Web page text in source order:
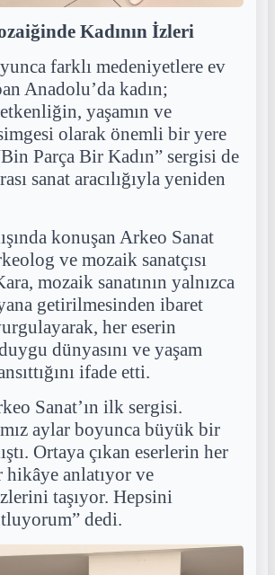
Kadının İzleri
farklı medeniyetlere ev
Anadolu’da kadın;
yaşamın ve
olarak önemli bir yere
Parça Bir Kadın” sergisi de
sanat aracılığıyla yeniden
konuşan Arkeo Sanat
ve mozaik sanatçısı
mozaik sanatının yalnızca
getirilmesinden ibaret
her eserin
dünyasını ve yaşam
ifade etti.
Sanat’ın ilk sergisi.
aylar boyunca büyük bir
Ortaya çıkan eserlerin her
anlatıyor ve
taşıyor. Hepsini
dedi.